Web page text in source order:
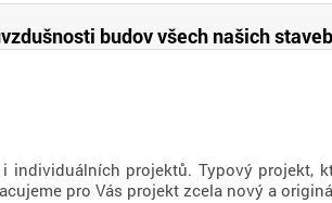
budov všech našich staveb
projektů. Typový projekt,
pro Vás projekt zcela nový a